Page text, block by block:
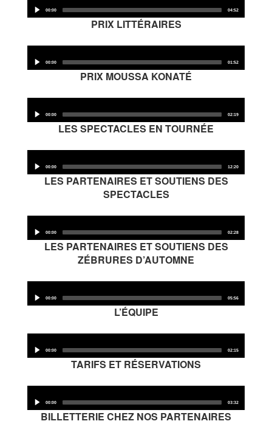
Player
00:00 04:52
PRIX LITTÉRAIRES
Player
00:00 01:52
PRIX MOUSSA KONATÉ
Player
00:00 02:19
LES SPECTACLES EN TOURNÉE
Player
00:00 12:20
LES PARTENAIRES ET SOUTIENS DES
SPECTACLES
Player
00:00 02:28
LES PARTENAIRES ET SOUTIENS DES
ZÉBRURES D’AUTOMNE
Player
00:00 05:56
L’ÉQUIPE
Player
00:00 02:15
TARIFS ET RÉSERVATIONS
Player
00:00 03:32
BILLETTERIE CHEZ NOS PARTENAIRES